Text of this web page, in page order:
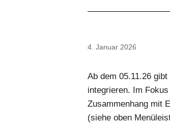
4. Januar 2026
Ab dem 05.11.26
integrieren. Im
Zusammenhang mit
(siehe oben